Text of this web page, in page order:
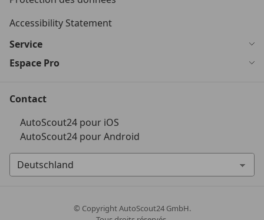
Accessibility Statement
Service
Espace Pro
Contact
AutoScout24 pour iOS
AutoScout24 pour Android
© CopyrightAutoScout24 GmbH.